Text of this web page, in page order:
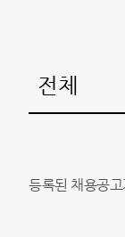
등록된 채용공